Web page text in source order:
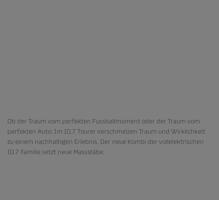
Ob der Traum vom perfekten Fussballmoment oder der Traum vom
perfekten Auto: Im ID.7 Tourer verschmelzen Traum und Wirklichkeit
zu einem nachhaltigen Erlebnis. Der neue Kombi der vollelektrischen
ID.7 Familie setzt neue Massstäbe.